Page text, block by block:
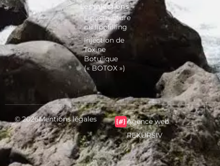
Les injections
Lipostructure
ou lipofilling
Injection de
Toxine
Botulique
(« BOTOX »)
© 2026Mentions légales
Agence web
REKURSIV